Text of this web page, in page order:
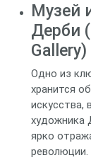
Музей
Дерби
Gallery)
Одно из
хранится
искусства,
художника
ярко
революции.